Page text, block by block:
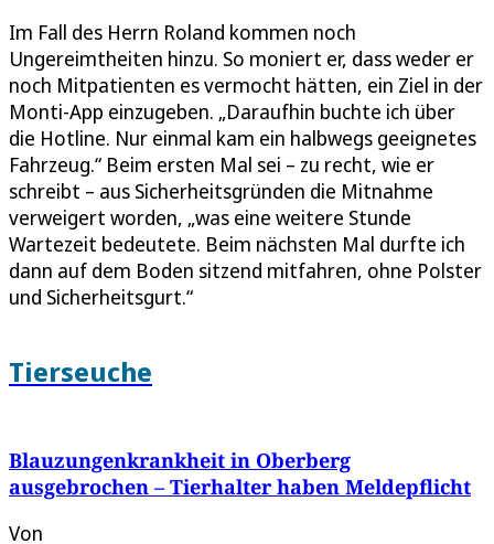
Im Fall des Herrn Roland kommen noch
Ungereimtheiten hinzu. So moniert er, dass weder er
noch Mitpatienten es vermocht hätten, ein Ziel in der
Monti-App einzugeben. „Daraufhin buchte ich über
die Hotline. Nur einmal kam ein halbwegs geeignetes
Fahrzeug.“ Beim ersten Mal sei – zu recht, wie er
schreibt – aus Sicherheitsgründen die Mitnahme
verweigert worden, „was eine weitere Stunde
Wartezeit bedeutete. Beim nächsten Mal durfte ich
dann auf dem Boden sitzend mitfahren, ohne Polster
und Sicherheitsgurt.“
Tierseuche
Blauzungenkrankheit in Oberberg
ausgebrochen – Tierhalter haben Meldepflicht
Von